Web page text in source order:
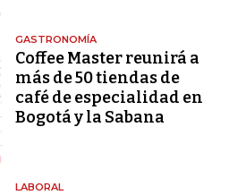
GASTRONOMÍA
Coffee Master reunirá a
más de 50 tiendas de
café de especialidad en
Bogotá y la Sabana
LABORAL